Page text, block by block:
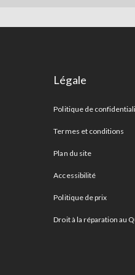
Légale
Politique de
Termes et conditions
Plan du site
Accessibilité
Politique de prix
Droit à la réparation au